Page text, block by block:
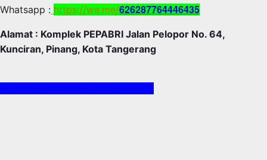
Whatsapp : https://wa.me/626287764446435
Alamat : Komplek PEPABRI Jalan Pelopor No. 64,
Kunciran, Pinang, Kota Tangerang